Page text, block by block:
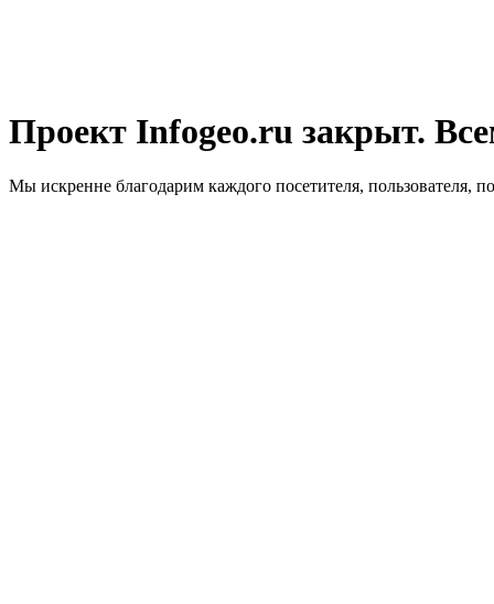
Проект Infogeo.ru закрыт.
Мы искренне благодарим каждого посетителя, пользователя,